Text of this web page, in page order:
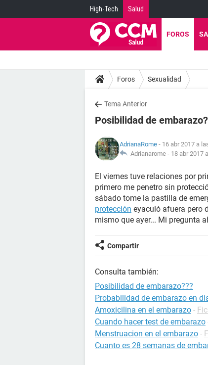
High-Tech Salud
FOROS
Foros Sexualidad
Tema Anterior
Posibilidad de
AdrianaRome - 16 abr 2017 a
Adrianarome​ - 18 abr 2017
El viernes tuve relaciones por
primero me penetro sin
sábado tome la pastilla​ de
protección eyaculó afuera pero
mismo que ayer... Mi pregunta
Compartir
Consulta también:
Posibilidad de embarazo???
Probabilidad de embarazo en
Amoxicilina en el embarazo -
Cuando hacer test de embarazo
Menstruacion en el embarazo -
Cuanto es 28 semanas de